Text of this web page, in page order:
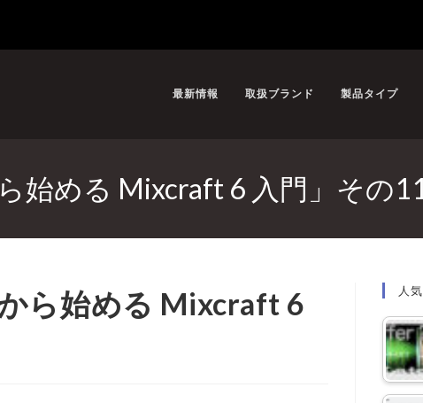
最新情報 取扱ブランド 製品タイプ
始める Mixcraft 6 入門」その
ら始める Mixcraft 6
人